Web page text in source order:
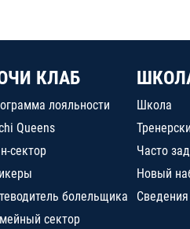
КЛАБ
лояльности
Queens
сектор
болельщика
сектор
Школа
Часто
Новый